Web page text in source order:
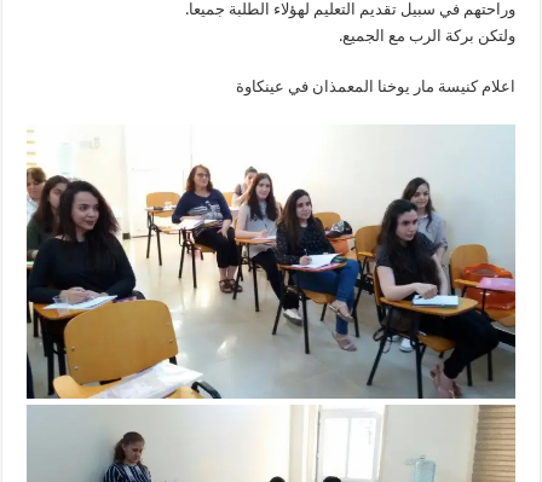
وراحتهم في سبيل تقديم التعليم لهؤلاء الطلبة جميعا.
ولتكن بركة الرب مع الجميع.
اعلام كنيسة مار يوخنا المعمذان في عينكاوة